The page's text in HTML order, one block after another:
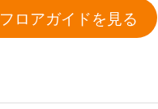
フロアガイドを見る